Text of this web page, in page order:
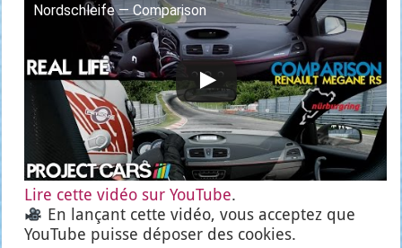
Nord­schleife — Com­pa­ri­son
Lire cette vidéo sur You­Tube.
En lan­çant cette vidéo, vous accep­tez que
You­Tube puisse dépo­ser des cookies.